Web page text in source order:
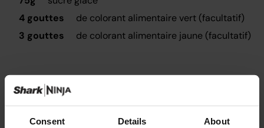
Consent Details About
4 gouttes
de colorant alimentaire vert (facultatif)
3 gouttes
de colorant alimentaire jaune (facultatif)
Ustensiles nécessaires